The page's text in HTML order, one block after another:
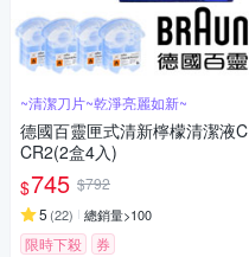
~清潔刀片~乾淨亮麗如新~
德國百靈匣式清新檸檬清潔液C
CR2(2盒4入)
$745 $792
5 (22) 總銷量>100
限時下殺 券